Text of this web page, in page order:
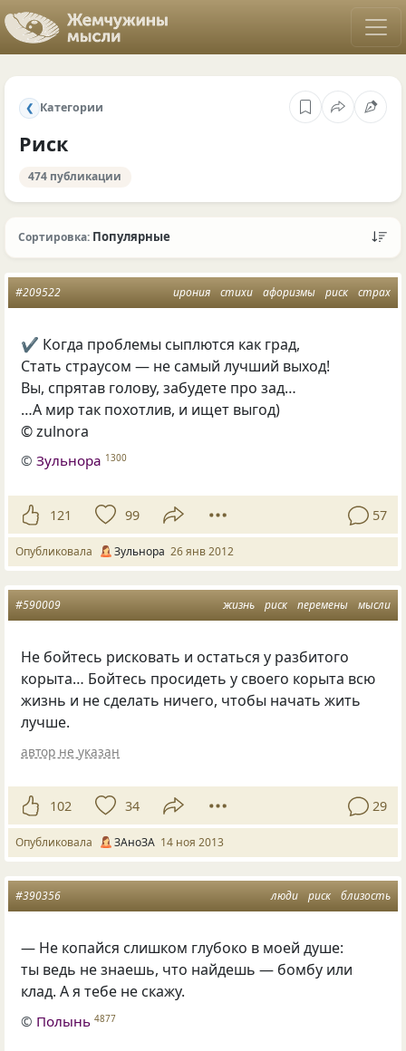
❮ Категории
Риск
474 публикации
Сортировка: Популярные
ирония стихи афоризмы риск страх
#209522
✔ Когда проблемы сыплются как град,
Стать страусом — не самый лучший выход!
Вы, спрятав голову, забудете про зад…
…А мир так похотлив, и ищет выгод)
© zulnora
©Зульнора 1300
121 99 57
Опубликовала Зульнора 26 янв 2012
жизнь риск перемены мысли
#590009
Не бойтесь рисковать и остаться у разбитого
корыта… Бойтесь просидеть у своего корыта всю
жизнь и не сделать ничего, чтобы начать жить
лучше.
автор не указан
102 34 29
Опубликовала ЗАноЗА 14 ноя 2013
люди риск близость
#390356
— Не копайся слишком глубоко в моей душе:
ты ведь не знаешь, что найдешь — бомбу или
клад. А я тебе не скажу.
© Полынь 4877